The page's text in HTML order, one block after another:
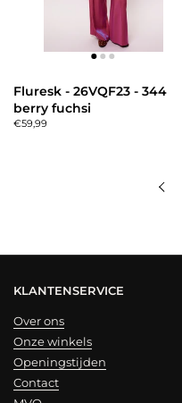
Fluresk - 26VQF23 - 344
berry fuchsi
€59,99
Vorige
KLANTENSERVICE
Over ons
Onze winkels
Openingstijden
Contact